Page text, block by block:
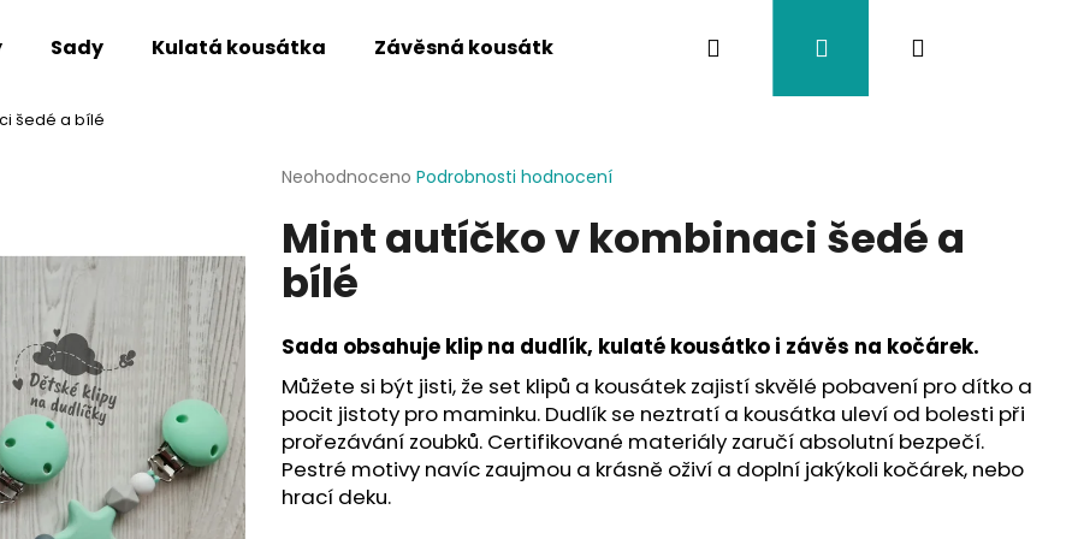
Sady Kulatá kousátka Závěsná kousátka Závěsy na kočárek Twistík kousátka
Hledat PřihlášeníNákupní
šedé a bílé
Průměrné
produktu
je
0,0
hvězdiček.
Neohodnoceno Podrobnosti hodnocení
Mint autíčko v kombinaci šedé a
bílé
Sada obsahuje klip na dudlík, kulaté kousátko i závěs na kočárek.
Můžete si být jisti, že set klipů a kousátek zajistí skvělé pobavení pro dítko a
pocit jistoty pro maminku. Dudlík se neztratí a kousátka uleví od bolesti při
prořezávání zoubků. Certifikované materiály zaručí absolutní bezpečí.
Pestré motivy navíc zaujmou a krásně oživí a doplní jakýkoli kočárek, nebo
hrací deku.
Co potřebujete najít?
HLEDAT
Doporučujeme